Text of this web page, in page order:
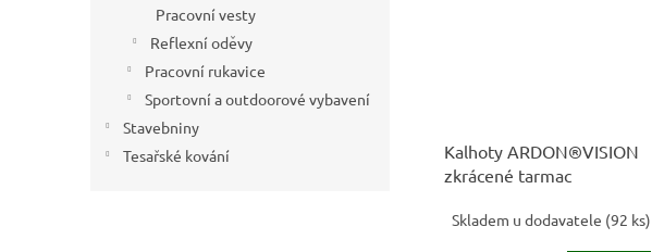
Pracovní vesty
Reflexní oděvy
Pracovní rukavice
Sportovní a outdoorové vybavení
Stavebniny
Tesařské kování
Kalhoty ARDON®VISION
zkrácené tarmac
Skladem u dodavatele (92 ks)